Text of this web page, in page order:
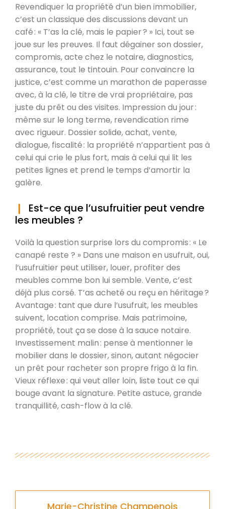
Revendiquer la propriété d’un bien immobilier,
c’est un classique des discussions devant un
café : « T’as la clé, mais le papier ? » Ici, tout se
joue sur les preuves. Il faut dégainer son dossier,
compromis, acte chez le notaire, diagnostics,
assurance, tout le tintouin. Pour convaincre la
justice, c’est comme un marathon de paperasse
avec, à la clé, le titre de vrai propriétaire, pas
juste du prêt ou des visites. Impression du jour :
même sur le long terme, revendication rime
avec rigueur. Dossier solide, achat, vente,
dialogue, fiscalité : la propriété n’appartient pas à
celui qui crie le plus fort, mais à celui qui lit les
petites lignes et prend le temps d’amortir la
galère.
Est-ce que l’usufruitier peut vendre
les meubles ?
Voilà la question surprise lors du compromis : « Le
canapé reste ? » Dans une maison en usufruit, oui,
l’usufruitier peut utiliser, louer, profiter des
meubles comme bon lui semble. Vente, c’est
déjà plus corsé. T’as acheté ou reçu en héritage ?
Avantage : tant que dure l’usufruit, les meubles
suivent, location comprise. Mais patrimoine,
propriété, tout ça se dose à la sauce notaire.
Investissement malin : pense à mentionner le
mobilier dans le dossier, sinon, autant négocier
un prêt pour racheter son propre frigo à la fin.
Vieux réflexe : qui veut aller loin, liste tout ce qui
bouge avant la signature. Petite astuce, grande
tranquillité, cash-flow à la clé.
Marie-Christine Champenois